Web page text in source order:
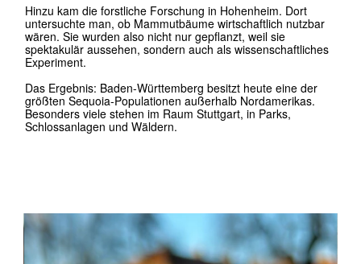
Akademie Schloss
Solitude
In unmittelbarer Nähe zum barocken Schloss gelegen,
verbindet die Akademie historische Architektur mit
zeitgenössischer Praxis. Hier entstehen Filme, Texte,
Kompositionen, Theorien, Entwürfe und Projekte, die oft an
den Schnittstellen zwischen Disziplinen arbeiten.